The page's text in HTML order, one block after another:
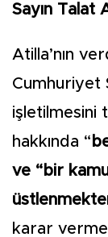
Sayın Talat
Atilla’nın
Cumhuriyet
işletilmesini
hakkında “
ve “bir
karar